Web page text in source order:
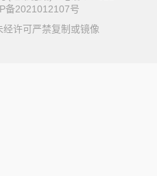
备2021012107号
许可严禁复制或镜像